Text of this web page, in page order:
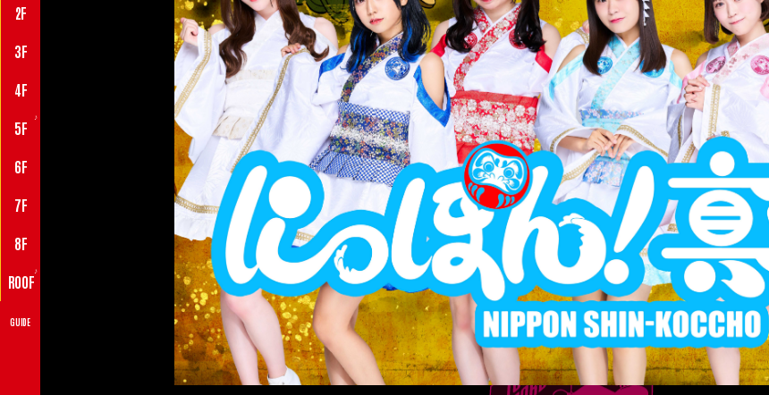
2F
3F
4F
5F
♪
6F
7F
8F
ROOF
♪
GUIDE